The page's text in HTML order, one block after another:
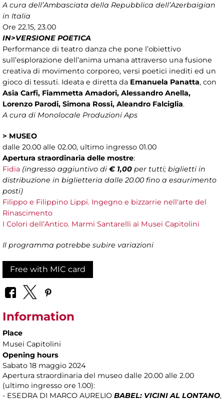
A cura dell’Ambasciata della Repubblica dell’Azerbaigian
in Italia
Ore 22.15, 23.00
IN>VERSIONE POETICA
Performance di teatro danza che pone l’obiettivo
sull’esplorazione dell’anima umana attraverso una fusione
creativa di movimento corporeo, versi poetici inediti ed un
gioco di tessuti. Ideata e diretta da Emanuela Panatta, con
Asia Carfi, Fiammetta Amadori, Alessandro Anella,
Lorenzo Parodi, Simona Rossi, Aleandro Falciglia.
A cura di Monolocale Produzioni Aps
> MUSEO
dalle 20.00 alle 02.00, ultimo ingresso 01.00
Apertura straordinaria delle mostre:
Fidia (ingresso aggiuntivo di € 1,00 per tutti; biglietti in
distribuzione in biglietteria dalle 20.00 fino a esaurimento
posti)
Filippo e Filippino Lippi. Ingegno e bizzarrie nell'arte del
Rinascimento
I Colori dell’Antico. Marmi Santarelli ai Musei Capitolini
Il programma potrebbe subire variazioni
Free with MIC card
Information
Place
Musei Capitolini
Opening hours
Sabato 18 maggio 2024
Apertura straordinaria del museo dalle 20.00 alle 2.00
(ultimo ingresso ore 1.00):
- ESEDRA DI MARCO AURELIO BABEL: VICINI AL LONTANO,